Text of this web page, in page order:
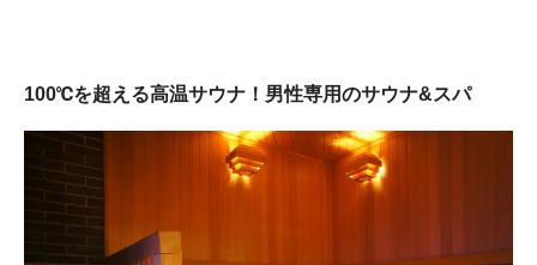
100℃を超える高温サウナ！男性専用のサウナ&スパ